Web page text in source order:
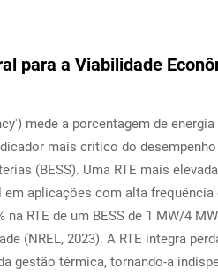
para a Viabilidade
mede a porcentagem de energia
mais crítico do desempenho
(BESS). Uma RTE mais
aplicações com alta frequência
RTE de um BESS de 1 MW/4
(NREL, 2023). A RTE integra
gestão térmica, tornando-a